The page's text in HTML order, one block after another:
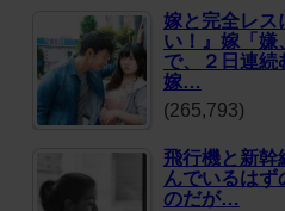
嫁と完全レス
い！』嫁「
で、２日連
嫁…
(265,793)
飛行機と新幹
んでいるはず
のだが…